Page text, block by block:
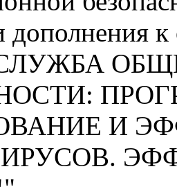
дополнения
"СЛУЖБА
И